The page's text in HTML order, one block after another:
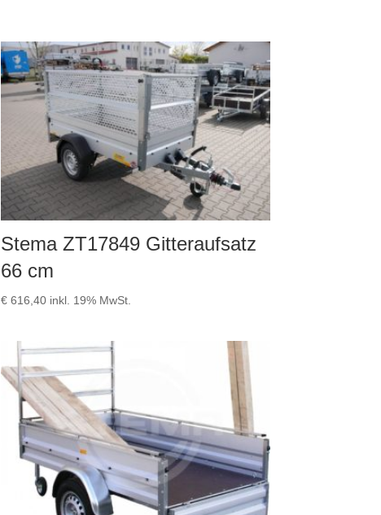
Stema ZT17849 Gitteraufsatz
66 cm
€ 616,40 inkl. 19% MwSt.